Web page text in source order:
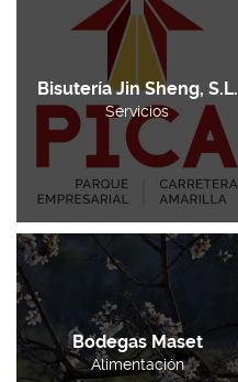
Bisutería Jin Sheng, S.L.
Servicios
Bodegas Maset
Alimentación